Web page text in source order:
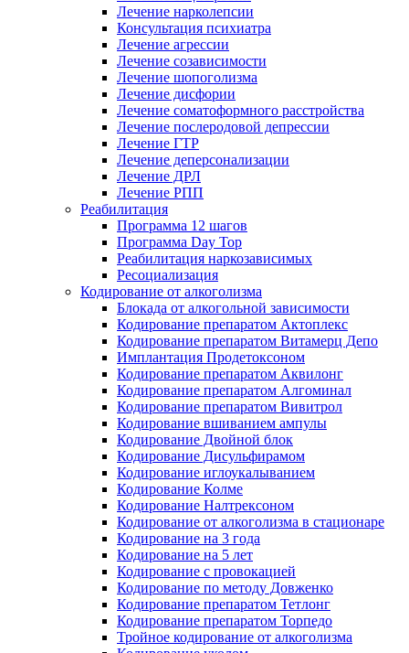
Лечение нарколепсии
Консультация психиатра
Лечение агрессии
Лечение созависимости
Лечение шопоголизма
Лечение дисфории
Лечение соматоформного расстройства
Лечение послеродовой депрессии
Лечение ГТР
Лечение деперсонализации
Лечение ДРЛ
Лечение РПП
Реабилитация
Программа 12 шагов
Программа Day Top
Реабилитация наркозависимых
Ресоциализация
Кодирование от алкоголизма
Блокада от алкогольной зависимости
Кодирование препаратом Актоплекс
Кодирование препаратом Витамерц Депо
Имплантация Продетоксоном
Кодирование препаратом Аквилонг
Кодирование препаратом Алгоминал
Кодирование препаратом Вивитрол
Кодирование вшиванием ампулы
Кодирование Двойной блок
Кодирование Дисульфирамом
Кодирование иглоукалыванием
Кодирование Колме
Кодирование Налтрексоном
Кодирование от алкоголизма в стационаре
Кодирование на 3 года
Кодирование на 5 лет
Кодирование с провокацией
Кодирование по методу Довженко
Кодирование препаратом Тетлонг
Кодирование препаратом Торпедо
Тройное кодирование от алкоголизма